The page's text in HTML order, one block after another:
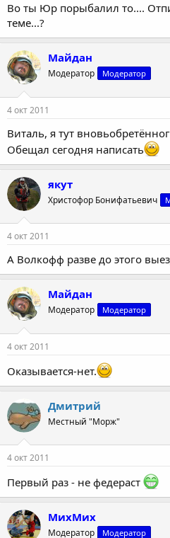
Во ты Юр порыбалил то....
теме...?
Майдан
Модератор Модератор
4 окт 2011
Виталь, я тут
Обещал сегодня написать
якут
Христофор Бонифатьевич
4 окт 2011
А Волкофф разве до этого
Майдан
Модератор Модератор
4 окт 2011
Оказывается-нет.
Дмитрий
Местный "Морж"
4 окт 2011
Первый раз - не федераст
МихМих
Модератор Модератор